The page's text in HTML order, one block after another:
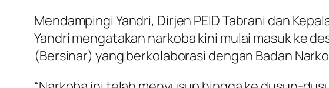
Mendampingi Yandri, Dirjen PEID Tabrani dan
Yandri mengatakan narkoba kini mulai masuk ke
(Bersinar) yang berkolaborasi dengan Badan